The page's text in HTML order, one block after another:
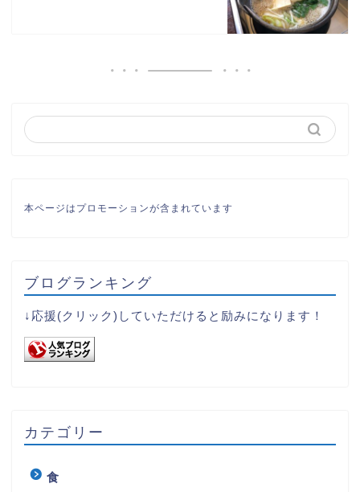
本ページはプロモーションが含まれています
ブログランキング
↓応援(クリック)していただけると励みになります！
カテゴリー
食